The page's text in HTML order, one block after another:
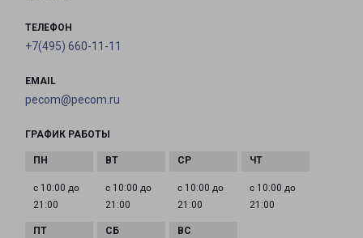
ТЕЛЕФОН
+7(495) 660-11-11
EMAIL
pecom@pecom.ru
ГРАФИК РАБОТЫ
с 10:00 до
21:00
с 10:00 до
21:00
с 10:00 до
21:00
с 10:00 до
21:00